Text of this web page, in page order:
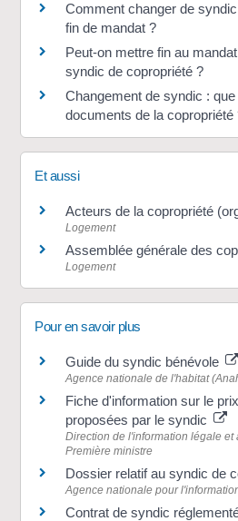
Comment changer de
fin de mandat ?
Peut-on mettre fin au
syndic de copropriété ?
Changement de syndic :
documents de la copropriété
Et aussi
Acteurs de la copropriété
Logement
Assemblée générale des
Logement
Pour en savoir plus
Guide du syndic bénévole
Agence nationale de l'habitat
Fiche d'information sur le
proposées par le syndic
Direction de l'information légale et
Première ministre
Dossier relatif au syndic de
Agence nationale pour
Contrat de syndic